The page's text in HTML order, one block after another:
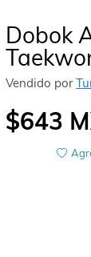
Dobok
Vendido por
$643